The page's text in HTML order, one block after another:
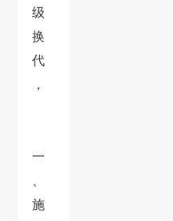
级
换
代
，
一
施